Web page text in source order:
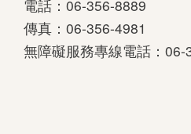
電話：06-356-8889
傳真：06-356-4981
無障礙服務專線電話：